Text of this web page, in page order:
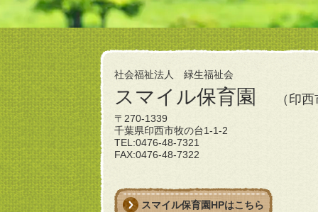
社会福祉法人 緑生福祉会
スマイル保育園 （印
〒270-1339
千葉県印西市牧の台1-1-2
TEL:0476-48-7321
FAX:0476-48-7322
スマイル保育園HPはこちら